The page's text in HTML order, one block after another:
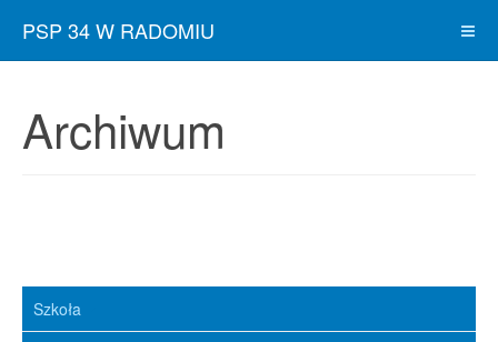
PSP 34 W RADOMIU
Archiwum
Szkoła